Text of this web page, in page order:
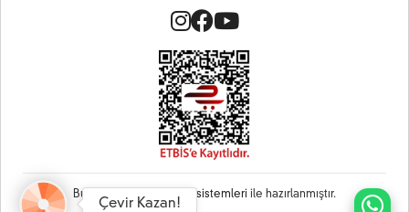
Bu site Vikaon E-Ticaret sistemleri ile hazırlanmıştır.
Çevir Kazan!